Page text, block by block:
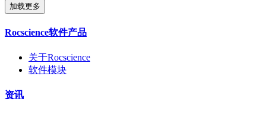
加载更多
Rocscience软件产品
关于Rocscience
软件模块
资讯